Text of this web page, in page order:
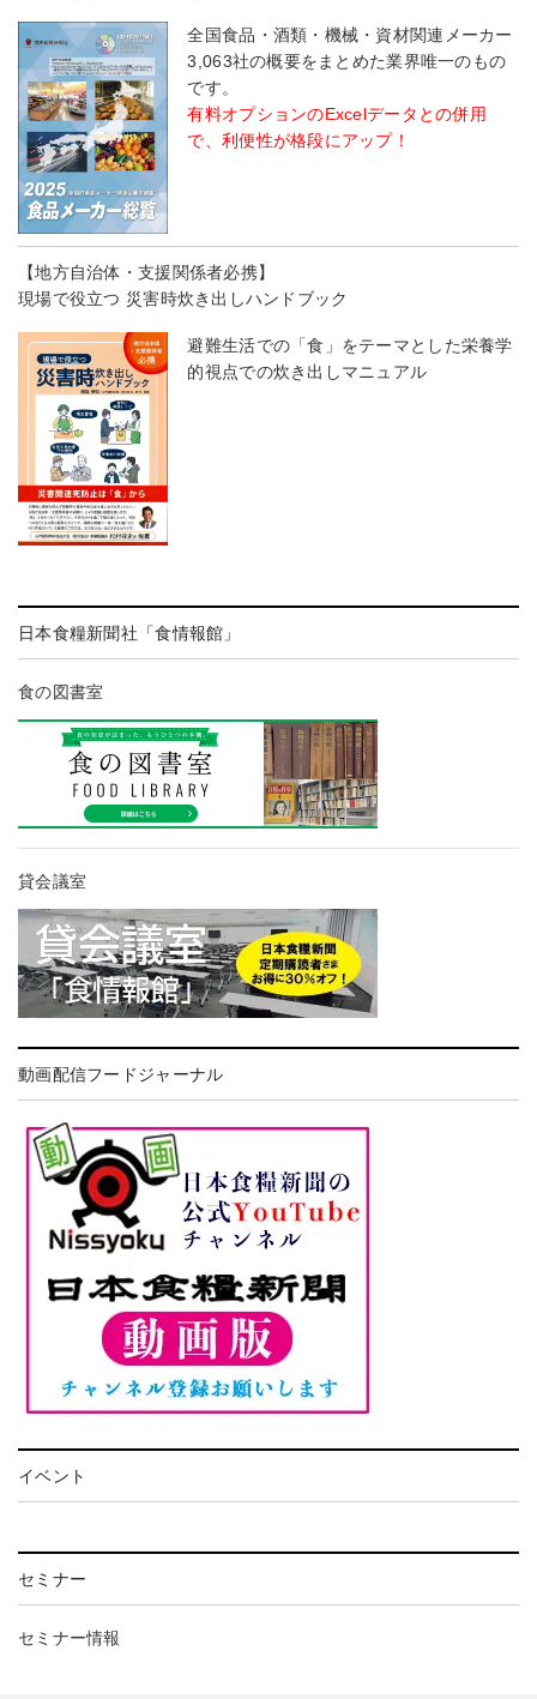
全国食品・酒類・機械・資材関連メーカー
3,063社の概要をまとめた業界唯一のもの
です。
有料オプションのExcelデータとの併用
で、利便性が格段にアップ！
【地方自治体・支援関係者必携】
現場で役立つ 災害時炊き出しハンドブック
避難生活での「食」をテーマとした栄養学
的視点での炊き出しマニュアル
日本食糧新聞社「食情報館」
食の図書室
貸会議室
動画配信フードジャーナル
イベント
セミナー
セミナー情報